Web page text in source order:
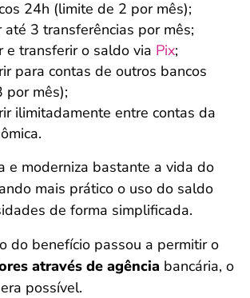
24h (limite de 2 por mês);
até 3 transferências por mês;
e transferir o saldo via Pix;
para contas de outros bancos
por mês);
ilimitadamente entre contas da
e moderniza bastante a vida do
mais prático o uso do saldo
de forma simplificada.
do benefício passou a permitir o
através de agência bancária, o
possível.